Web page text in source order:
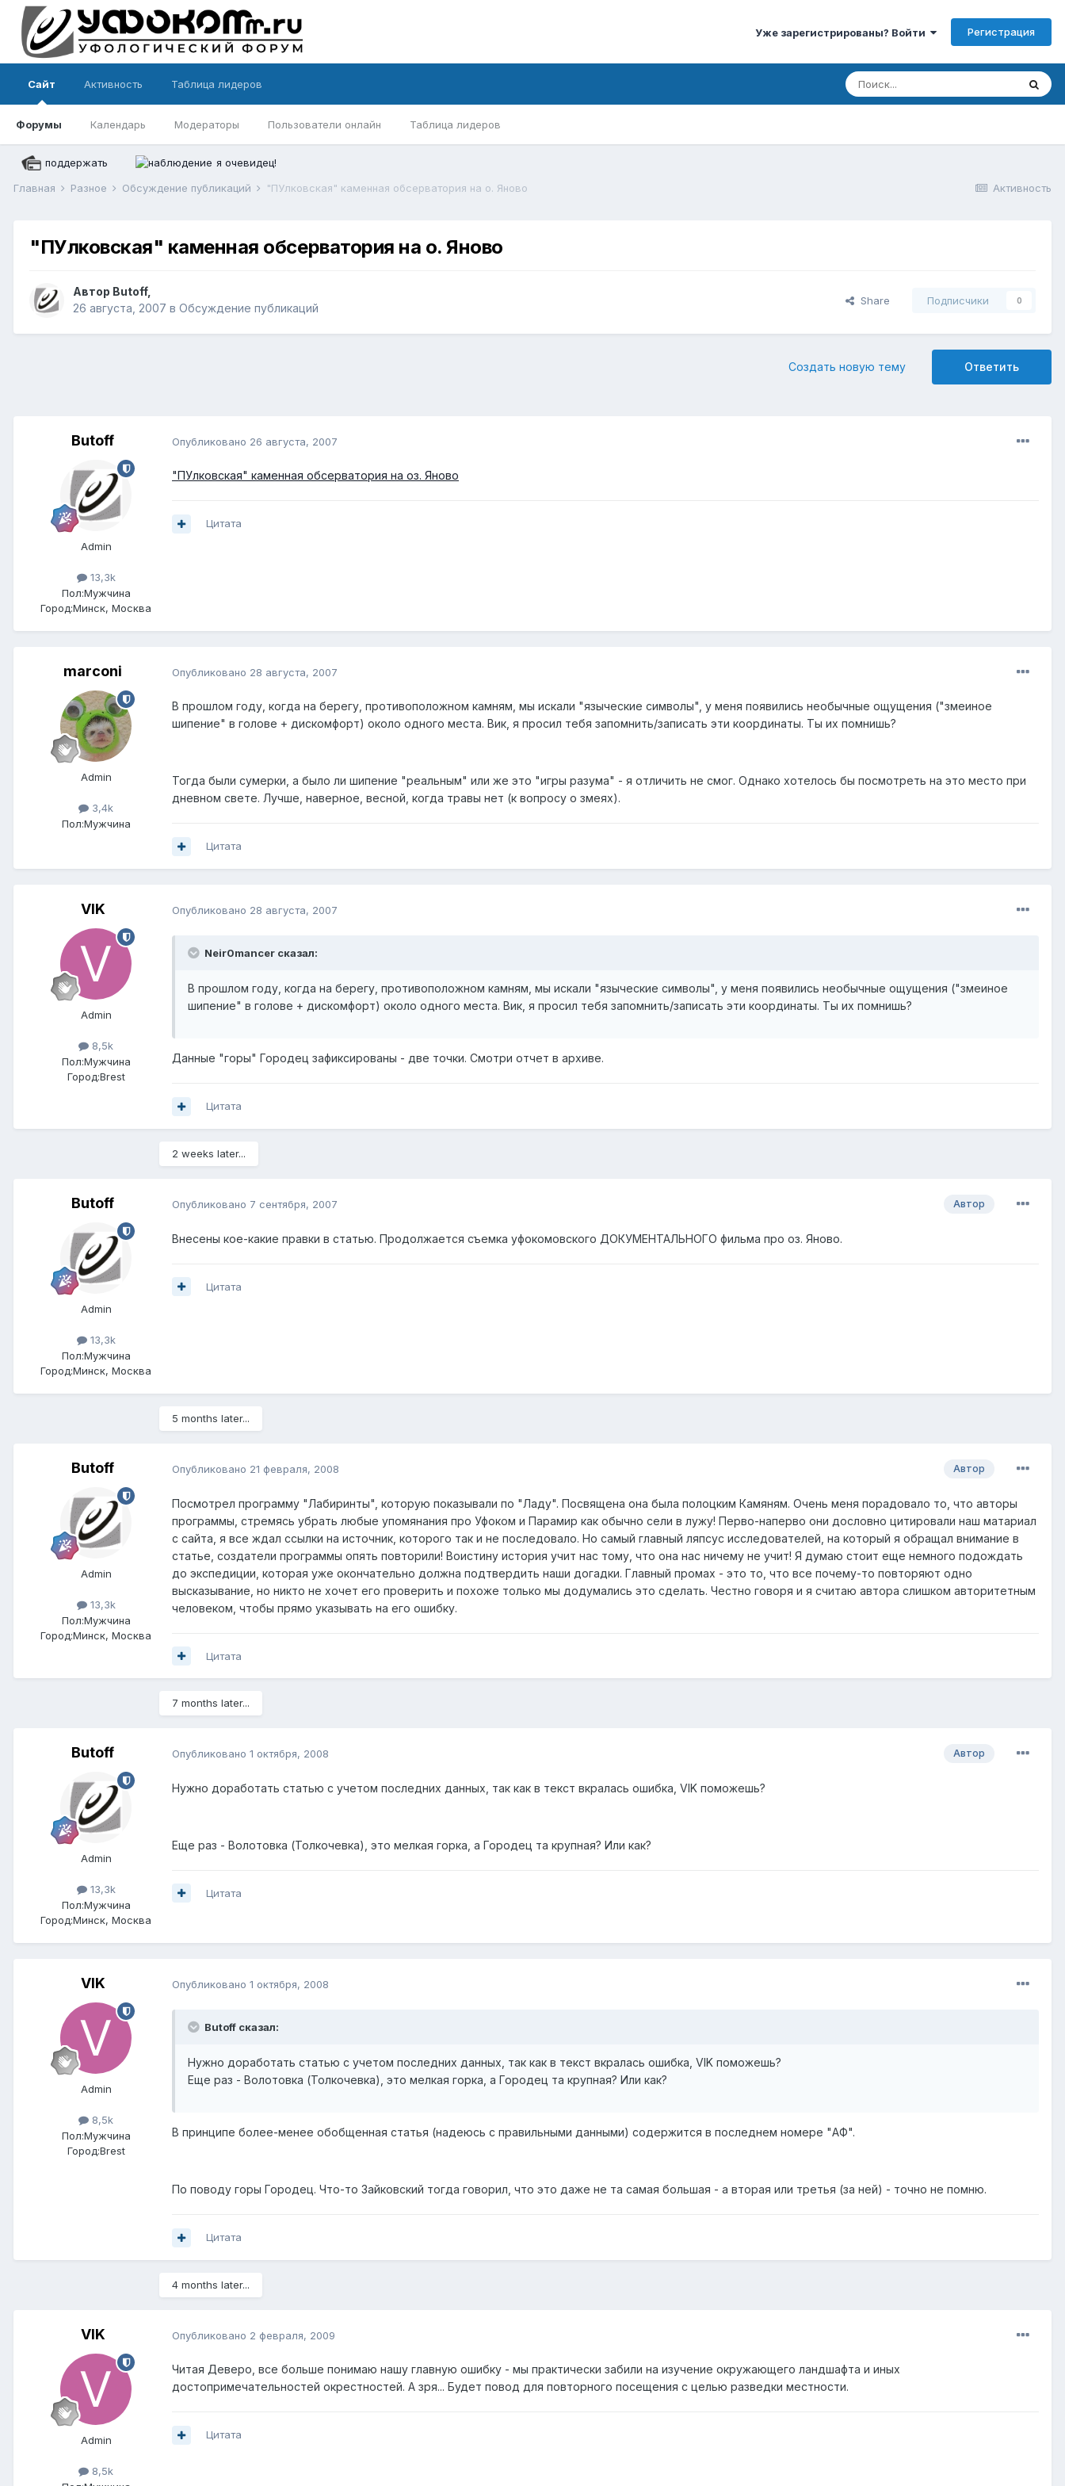
Уже зарегистрированы? Войти Регистрация
Сайт
Форумы Календарь Модераторы Пользователи онлайн Таблица лидеров
Активность Таблица лидеров
поддержать
я очевидец!
Активность
Главная Разное Обсуждение публикаций "ПУлковская" каменная обсерватория на о. Яново
"ПУлковская" каменная обсерватория на о. Яново
Автор Butoff,
26 августа, 2007 в Обсуждение публикаций
Share Подписчики 0
Ответить
Создать новую тему
Butoff
Admin
13,3k
Пол:Мужчина
Город:Минск, Москва
Опубликовано 26 августа, 2007
"ПУлковская" каменная обсерватория на оз. Яново
Цитата
marconi
Admin
3,4k
Пол:Мужчина
Опубликовано 28 августа, 2007
В прошлом году, когда на берегу, противоположном камням, мы искали "языческие символы", у меня появились необычные ощущения ("змеиное
шипение" в голове + дискомфорт) около одного места. Вик, я просил тебя запомнить/записать эти координаты. Ты их помнишь?
Тогда были сумерки, а было ли шипение "реальным" или же это "игры разума" - я отличить не смог. Однако хотелось бы посмотреть на это место при
дневном свете. Лучше, наверное, весной, когда травы нет (к вопросу о змеях).
Цитата
VIK
Admin
8,5k
Пол:Мужчина
Город:Brest
Опубликовано 28 августа, 2007
Neir0mancer сказал:
В прошлом году, когда на берегу, противоположном камням, мы искали "языческие символы", у меня появились необычные ощущения ("змеиное
шипение" в голове + дискомфорт) около одного места. Вик, я просил тебя запомнить/записать эти координаты. Ты их помнишь?
Данные "горы" Городец зафиксированы - две точки. Смотри отчет в архиве.
Цитата
2 weeks later...
Butoff
Admin
13,3k
Пол:Мужчина
Город:Минск, Москва
Автор
Опубликовано 7 сентября, 2007
Внесены кое-какие правки в статью. Продолжается съемка уфокомовского ДОКУМЕНТАЛЬНОГО фильма про оз. Яново.
Цитата
5 months later...
Butoff
Admin
13,3k
Пол:Мужчина
Город:Минск, Москва
Автор
Опубликовано 21 февраля, 2008
Посмотрел программу "Лабиринты", которую показывали по "Ладу". Посвящена она была полоцким Камяням. Очень меня порадовало то, что авторы
программы, стремясь убрать любые упомянания про Уфоком и Парамир как обычно сели в лужу! Перво-наперво они дословно цитировали наш матариал
с сайта, я все ждал ссылки на источник, которого так и не последовало. Но самый главный ляпсус исследователей, на который я обращал внимание в
статье, создатели программы опять повторили! Воистину история учит нас тому, что она нас ничему не учит! Я думаю стоит еще немного подождать
до экспедиции, которая уже окончательно должна подтвердить наши догадки. Главный промах - это то, что все почему-то повторяют одно
высказывание, но никто не хочет его проверить и похоже только мы додумались это сделать. Честно говоря и я считаю автора слишком авторитетным
человеком, чтобы прямо указывать на его ошибку.
Цитата
7 months later...
Butoff
Admin
13,3k
Пол:Мужчина
Город:Минск, Москва
Автор
Опубликовано 1 октября, 2008
Нужно доработать статью с учетом последних данных, так как в текст вкралась ошибка, VIK поможешь?
Еще раз - Волотовка (Толкочевка), это мелкая горка, а Городец та крупная? Или как?
Цитата
VIK
Admin
8,5k
Пол:Мужчина
Город:Brest
Опубликовано 1 октября, 2008
Butoff сказал:
Нужно доработать статью с учетом последних данных, так как в текст вкралась ошибка, VIK поможешь?
Еще раз - Волотовка (Толкочевка), это мелкая горка, а Городец та крупная? Или как?
В принципе более-менее обобщенная статья (надеюсь с правильными данными) содержится в последнем номере "АФ".
По поводу горы Городец. Что-то Зайковский тогда говорил, что это даже не та самая большая - а вторая или третья (за ней) - точно не помню.
Цитата
4 months later...
VIK
Admin
8,5k
Опубликовано 2 февраля, 2009
Читая Деверо, все больше понимаю нашу главную ошибку - мы практически забили на изучение окружающего ландшафта и иных
достопримечательностей окрестностей. А зря... Будет повод для повторного посещения с целью разведки местности.
Цитата